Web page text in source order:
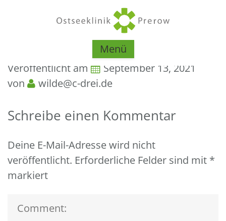
Menü
Veröffentlicht am
September 13, 2021
von
wilde@c-drei.de
Schreibe einen Kommentar
Deine E-Mail-Adresse wird nicht
veröffentlicht. Erforderliche Felder sind mit *
markiert